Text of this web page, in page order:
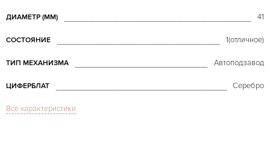
ДИАМЕТР (MM) 41
СОСТОЯНИЕ 1(отличное)
ТИП МЕХАНИЗМА Автоподзавод
ЦИФЕРБЛАТ Серебро
СТЕКЛО
Все характеристики